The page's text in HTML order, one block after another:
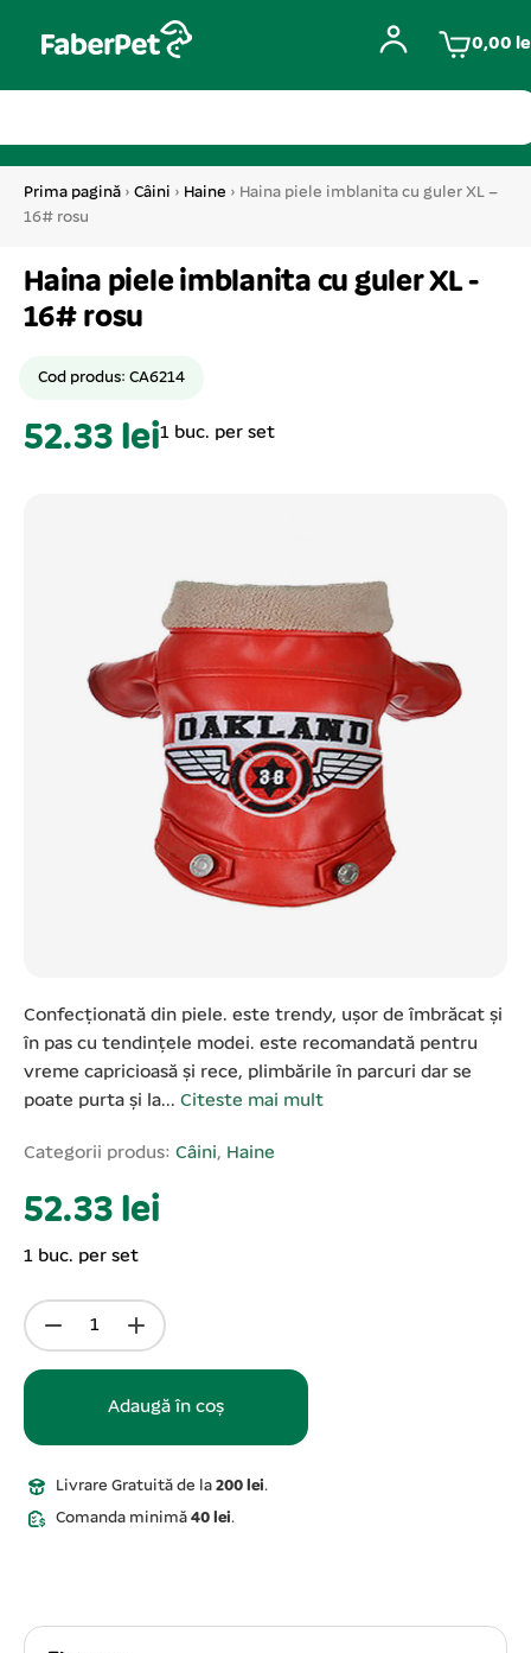
0,00
Prima pagină › Câini › Haine › Haina piele imblanita cu guler XL –
16# rosu
Haina piele imblanita cu guler XL -
16# rosu
Cod produs: CA6214
52.33 lei1 buc. per set
Confecționată din piele. este trendy, ușor de îmbrăcat și
în pas cu tendințele modei. este recomandată pentru
vreme capricioasă și rece, plimbările în parcuri dar se
poate purta și la... Citeste mai mult
Categorii produs: Câini, Haine
52.33 lei
1 buc. per set
Adaugă în coș
Livrare Gratuită de la 200 lei.
Comanda minimă 40 lei.